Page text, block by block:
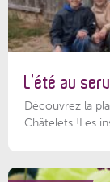
L’été au
Découvrez la
Châtelets !Les